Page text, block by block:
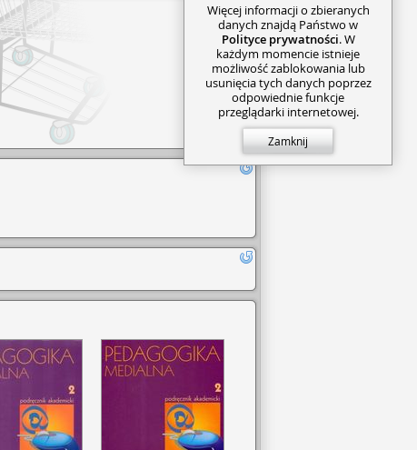
Więcej informacji o zbieranych
danych znajdą Państwo w
Polityce prywatności. W
każdym momencie istnieje
możliwość zablokowania lub
usunięcia tych danych poprzez
odpowiednie funkcje
przeglądarki internetowej.
Zamknij